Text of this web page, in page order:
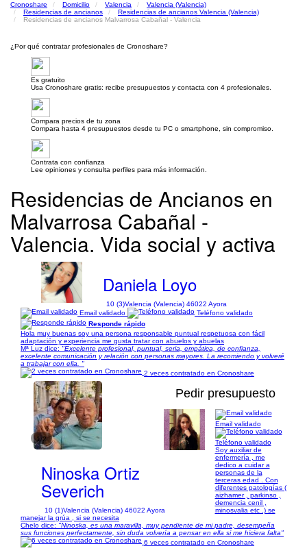
Cronoshare Domicilio Valencia
Valencia (Valencia)
Residencias de ancianos
Residencias de ancianos Valencia (Valencia)
Residencias de ancianos Malvarrosa Cabañal - Valencia
¿Por qué contratar profesionales de Cronoshare?
Es gratuito
Usa Cronoshare gratis: recibe presupuestos y contacta con 4 profesionales.
Compara precios de tu zona
Compara hasta 4 presupuestos desde tu PC o smartphone, sin compromiso.
Contrata con confianza
Lee opiniones y consulta perfiles para más información.
Residencias de Ancianos en
Malvarrosa Cabañal -
Valencia. Vida social y activa
Daniela Loyo
10 (3)Valencia (Valencia) 46022 Ayora
Email validado
Teléfono validado
Responde rápido
Hola muy buenas soy una persona responsable puntual respetuosa con fácil
adaptación y experiencia me gusta tratar con abuelos y abuelas
Mª Luz dice: "Excelente profesional, puntual, seria, empática, de confianza,
excelente comunicación y relación con personas mayores. La recomiendo y volveré
a trabajar con ella. "
2 veces contratado en Cronoshare
1/2
Pedir presupuesto
Ninoska Ortiz
Severich
10 (1)Valencia (Valencia) 46022 Ayora
Email validado
Teléfono validado
Soy auxiliar de
enfermería , me
dedico a cuidar a
personas de la
terceras edad . Con
diferentes patologías (
aizhamer , parkinso ,
demencia cenil ,
minosvalia etc .) se
manejar la grúa , si se necesita
Chelo dice: "Ninoska, es una maravilla, muy pendiente de mi padre, desempeña
sus funciones perfectamente, sin duda volvería a pensar en ella si me hiciera falta"
6 veces contratado en Cronoshare